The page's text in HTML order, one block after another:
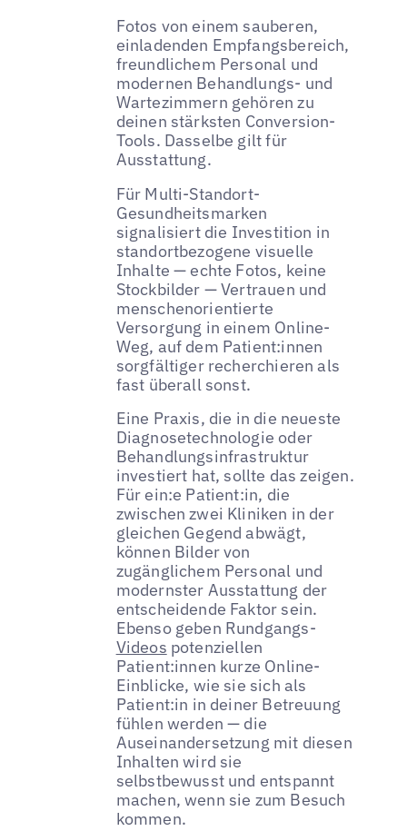
Fotos von einem sauberen,
einladenden Empfangsbereich,
freundlichem Personal und
modernen Behandlungs- und
Wartezimmern gehören zu
deinen stärksten Conversion-
Tools. Dasselbe gilt für
Ausstattung.
Für Multi-Standort-
Gesundheitsmarken
signalisiert die Investition in
standortbezogene visuelle
Inhalte — echte Fotos, keine
Stockbilder — Vertrauen und
menschenorientierte
Versorgung in einem Online-
Weg, auf dem Patient:innen
sorgfältiger recherchieren als
fast überall sonst.
Eine Praxis, die in die neueste
Diagnosetechnologie oder
Behandlungsinfrastruktur
investiert hat, sollte das zeigen.
Für ein:e Patient:in, die
zwischen zwei Kliniken in der
gleichen Gegend abwägt,
können Bilder von
zugänglichem Personal und
modernster Ausstattung der
entscheidende Faktor sein.
Ebenso geben Rundgangs-
Videos potenziellen
Patient:innen kurze Online-
Einblicke, wie sie sich als
Patient:in in deiner Betreuung
fühlen werden — die
Auseinandersetzung mit diesen
Inhalten wird sie
selbstbewusst und entspannt
machen, wenn sie zum Besuch
kommen.